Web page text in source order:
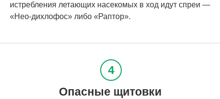
истребления летающих насекомых в ход идут спреи —
«Нео-дихлофос» либо «Раптор».
Опасные щитовки